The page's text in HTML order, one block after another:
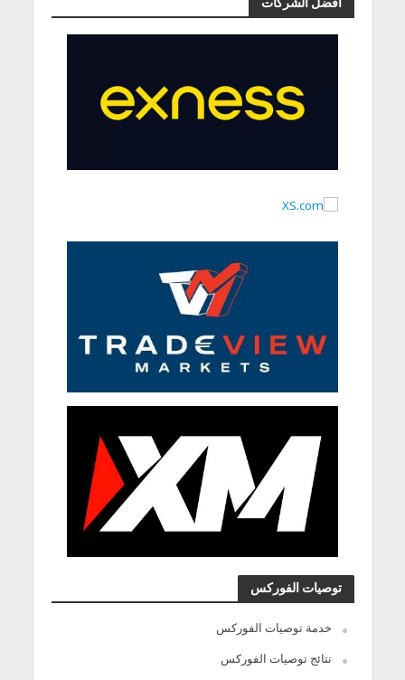
توصيات الفوركس
خدمة توصيات الفوركس
نتائج توصيات الفوركس